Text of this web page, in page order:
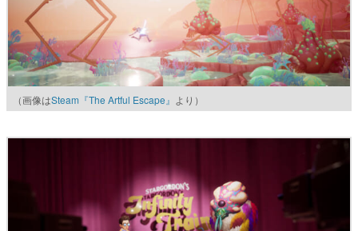
（画像はSteam『The Artful Escape』 より）